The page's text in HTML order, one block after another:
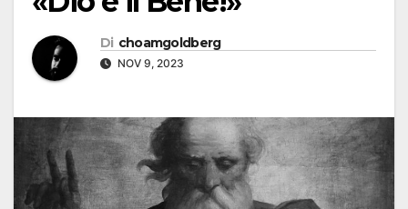
Di choamgoldberg
NOV 9, 2023